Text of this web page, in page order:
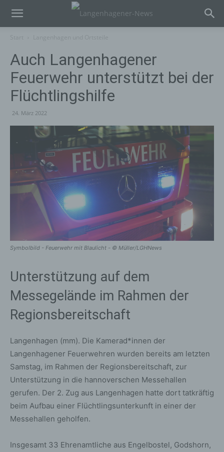
Auch Langenhagener
Feuerwehr unterstützt bei der
Flüchtlingshilfe
24. März 2022
Symbolbild - Feuerwehr mit Blaulicht - © Müller/LGHNews
Unterstützung auf dem
Messegelände im Rahmen der
Regionsbereitschaft
Langenhagen (mm). Die Kamerad*innen der
Langenhagener Feuerwehren wurden bereits am letzten
Samstag, im Rahmen der Regionsbereitschaft, zur
Unterstützung in die hannoverschen Messehallen
gerufen. Der 2. Zug aus Langenhagen hatte dort tatkräftig
beim Aufbau einer Flüchtlingsunterkunft in einer der
Messehallen geholfen.
Insgesamt 33 Ehrenamtliche aus Engelbostel, Godshorn,